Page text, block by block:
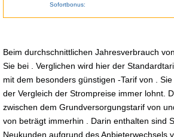
Sofortbonus:
Beim durchschnittlichen Jahresverbrauch
Sie bei . Verglichen wird hier der
mit dem besonders günstigen -Tarif von .
der Vergleich der Strompreise immer lohnt.
zwischen dem Grundversorgungstarif von
von beträgt immerhin . Darin enthalten sind
Neukunden aufgrund des Anbieterwechsels